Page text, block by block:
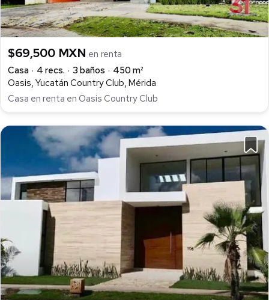
$69,500 MXN en renta
Casa
4 recs. 3 baños
450 m²
Oasis, Yucatán Country Club, Mérida
Casa en renta en Oasis Country Club